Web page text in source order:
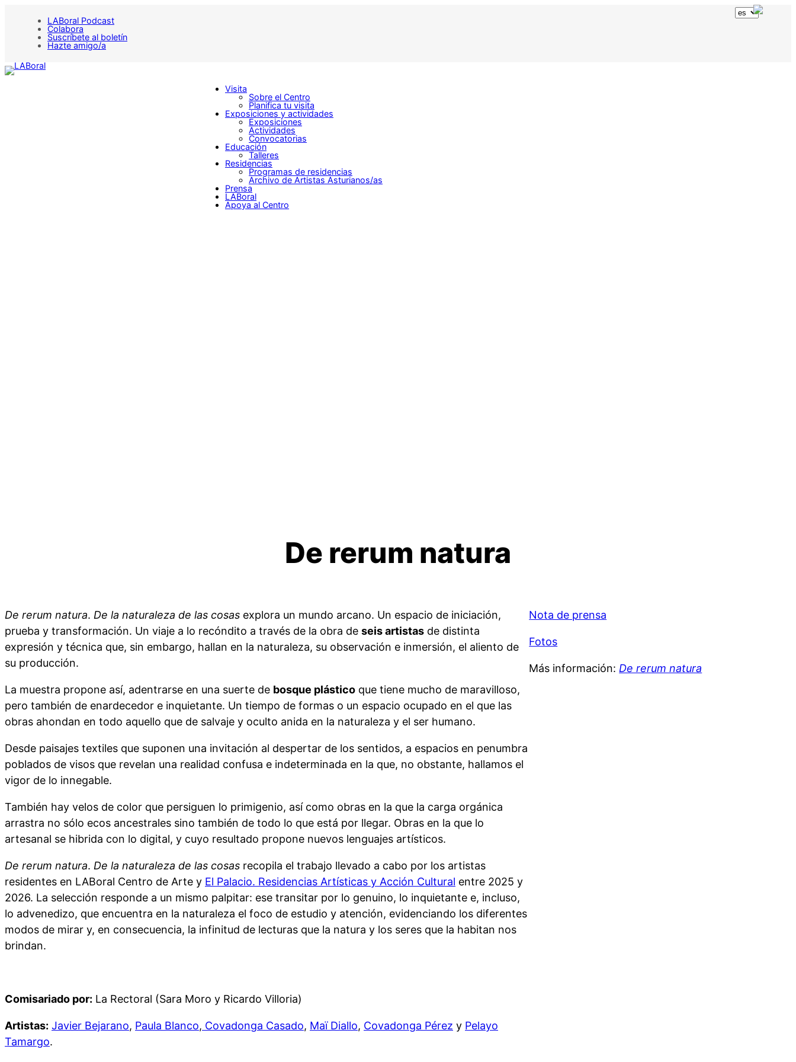
contenido
LABoral Podcast
Colabora
Suscríbete al boletín
Hazte amigo/a
Visita
Sobre el Centro
Planifica tu visita
Exposiciones y actividades
Exposiciones
Actividades
Convocatorias
Educación
Talleres
Residencias
Programas de residencias
Archivo de Artistas Asturianos/as
Prensa
LABoral
Apoya al Centro
De rerum natura
De rerum natura. De la naturaleza de las cosas explora un mundo arcano. Un espacio de iniciación,
prueba y transformación. Un viaje a lo recóndito a través de la obra de seis artistas de distinta
expresión y técnica que, sin embargo, hallan en la naturaleza, su observación e inmersión, el aliento de
su producción.
La muestra propone así, adentrarse en una suerte de bosque plástico que tiene mucho de maravilloso,
pero también de enardecedor e inquietante. Un tiempo de formas o un espacio ocupado en el que las
obras ahondan en todo aquello que de salvaje y oculto anida en la naturaleza y el ser humano.
Desde paisajes textiles que suponen una invitación al despertar de los sentidos, a espacios en penumbra
poblados de visos que revelan una realidad confusa e indeterminada en la que, no obstante, hallamos el
vigor de lo innegable.
También hay velos de color que persiguen lo primigenio, así como obras en la que la carga orgánica
arrastra no sólo ecos ancestrales sino también de todo lo que está por llegar. Obras en la que lo
artesanal se hibrida con lo digital, y cuyo resultado propone nuevos lenguajes artísticos.
De rerum natura. De la naturaleza de las cosas recopila el trabajo llevado a cabo por los artistas
residentes en LABoral Centro de Arte y El Palacio. Residencias Artísticas y Acción Cultural entre 2025 y
2026. La selección responde a un mismo palpitar: ese transitar por lo genuino, lo inquietante e, incluso,
lo advenedizo, que encuentra en la naturaleza el foco de estudio y atención, evidenciando los diferentes
modos de mirar y, en consecuencia, la infinitud de lecturas que la natura y los seres que la habitan nos
brindan.
Comisariado por: La Rectoral (Sara Moro y Ricardo Villoria)
Artistas: Javier Bejarano, Paula Blanco, Covadonga Casado, Maï Diallo, Covadonga Pérez y Pelayo
Tamargo.
Nota de prensa
Fotos
Más información: De rerum natura